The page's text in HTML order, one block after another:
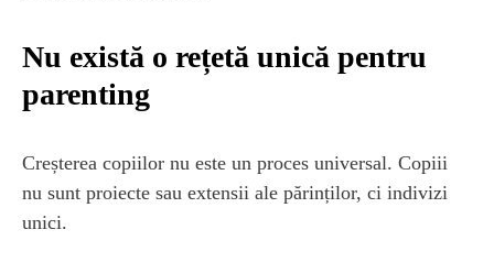
Nu există o rețetă unică pentru
parenting
Creșterea copiilor nu este un proces universal. Copiii
nu sunt proiecte sau extensii ale părinților, ci indivizi
unici.